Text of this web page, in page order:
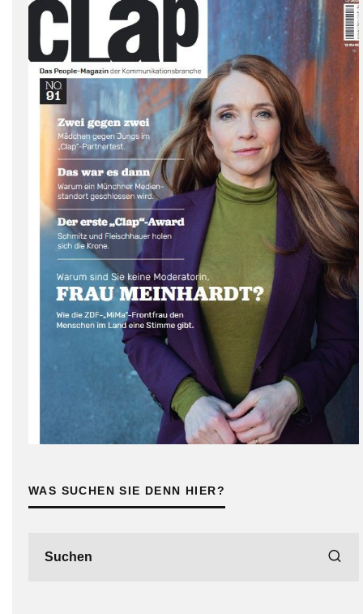
WAS SUCHEN SIE DENN HIER?